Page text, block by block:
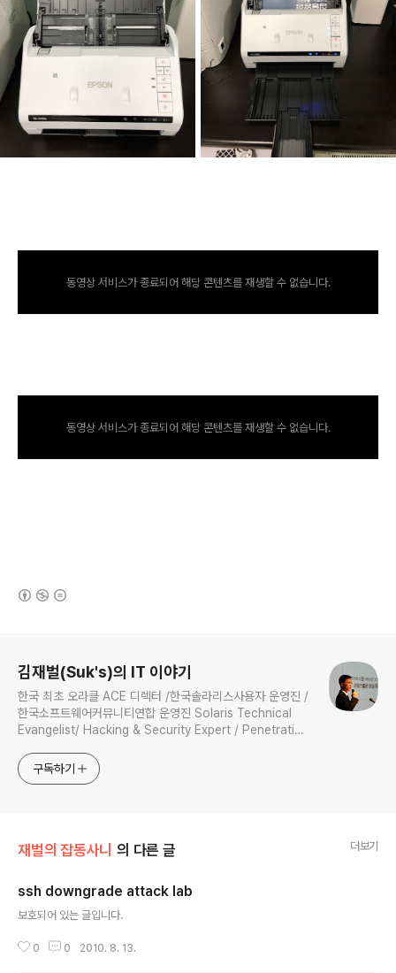
동영상 서비스가 종료되어 해당 콘텐츠를 재생할 수 없습니다.
동영상 서비스가 종료되어 해당 콘텐츠를 재생할 수 없습니다.
김재벌(Suk's)의 IT 이야기
한국 최초 오라클 ACE 디렉터 /한국솔라리스사용자 운영진 /
한국소프트웨어커뮤니티연합 운영진 Solaris Technical
Evangelist/ Hacking & Security Expert / Penetration
Instructor / 과학기술정보통신부 멘토
구독하기
재벌의 잡동사니 의 다른 글 더보기
ssh downgrade attack lab
보호되어 있는 글입니다.
0 0 2010. 8. 13.